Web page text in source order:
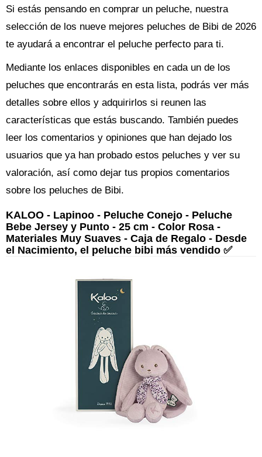
Si estás pensando en comprar un peluche, nuestra
selección de los nueve mejores peluches de Bibi de 2026
te ayudará a encontrar el peluche perfecto para ti.
Mediante los enlaces disponibles en cada un de los
peluches que encontrarás en esta lista, podrás ver más
detalles sobre ellos y adquirirlos si reunen las
características que estás buscando. También puedes
leer los comentarios y opiniones que han dejado los
usuarios que ya han probado estos peluches y ver su
valoración, así como dejar tus propios comentarios
sobre los peluches de Bibi.
KALOO - Lapinoo - Peluche Conejo - Peluche
Bebe Jersey y Punto - 25 cm - Color Rosa -
Materiales Muy Suaves - Caja de Regalo - Desde
el Nacimiento, el peluche bibi más vendido ✅